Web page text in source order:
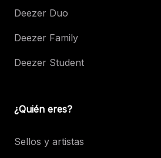
Deezer Duo
Deezer Family
Deezer Student
¿Quién eres?
Sellos y artistas